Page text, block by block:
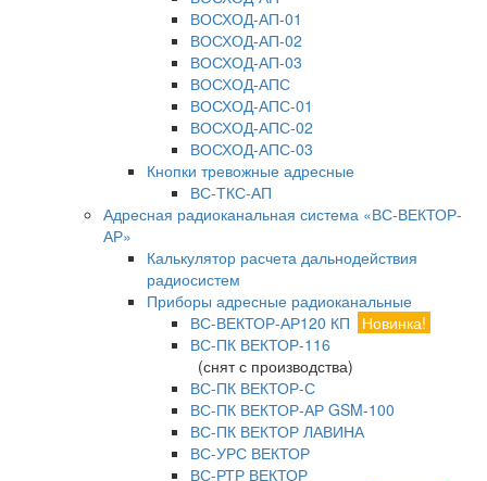
ВОСХОД-АП-01
ВОСХОД-АП-02
ВОСХОД-АП-03
ВОСХОД-АПС
ВОСХОД-АПС-01
ВОСХОД-АПС-02
ВОСХОД-АПС-03
Кнопки тревожные адресные
ВС-ТКС-АП
Адресная радиоканальная система «ВС-ВЕКТОР-
АР»
Калькулятор расчета дальнодействия
радиосистем
Приборы адресные радиоканальные
ВС-ВЕКТОР-АР120 КП
Новинка!
ВС-ПК ВЕКТОР-116
(снят с производства)
ВС-ПК ВЕКТОР-С
ВС-ПК ВЕКТОР-АР GSM-100
ВС-ПК ВЕКТОР ЛАВИНА
ВС-УРС ВЕКТОР
ВС-РТР ВЕКТОР